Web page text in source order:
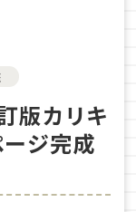
版カリキ
ジ完成